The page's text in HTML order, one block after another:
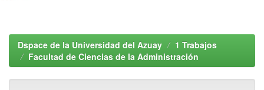
Dspace de la Universidad del Azuay
1 Trabajos
Facultad de Ciencias de la Administración